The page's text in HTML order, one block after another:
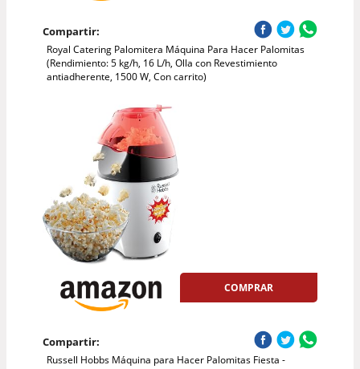
Compartir:
Royal Catering Palomitera Máquina Para Hacer Palomitas
(Rendimiento: 5 kg/h, 16 L/h, Olla con Revestimiento
antiadherente, 1500 W, Con carrito)
COMPRAR
Compartir:
Russell Hobbs Máquina para Hacer Palomitas Fiesta -